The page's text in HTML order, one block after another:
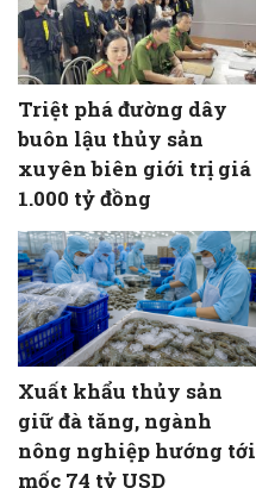
Triệt phá đường dây
buôn lậu thủy sản
xuyên biên giới trị giá
1.000 tỷ đồng
Xuất khẩu thủy sản
giữ đà tăng, ngành
nông nghiệp hướng tới
mốc 74 tỷ USD